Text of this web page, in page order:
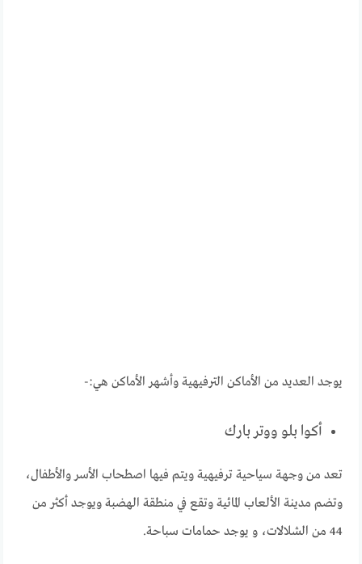
يوجد العديد من الأماكن الترفيهية وأشهر الأماكن هي:-
أكوا بلو ووتر بارك
تعد من وجهة سياحية ترفيهية ويتم فيها اصطحاب الأسر والأطفال،
وتضم مدينة الألعاب المائية وتقع في منطقة الهضبة ويوجد أكثر من
44 من الشلالات، و يوجد حمامات سباحة.